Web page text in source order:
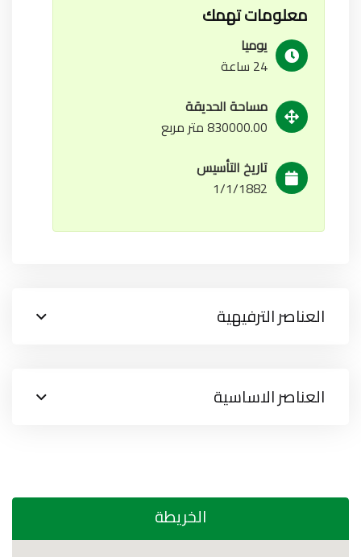
معلومات تهمك
يوميا
24 ساعة
مساحة الحديقة
830000.00 متر مربع
تاريخ التأسيس
1/1/1882
العناصر الترفيهية
العناصر الاساسية
الخريطة